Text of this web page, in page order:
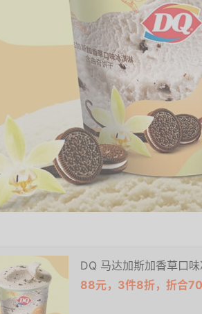
DQ 马达加斯加香草口
88元，3件8折，折合